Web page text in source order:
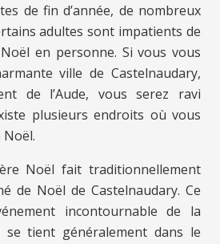
de fin d’année, de nombreux
adultes sont impatients de
en personne. Si vous vous
ville de Castelnaudary,
de l’Aude, vous serez ravi
plusieurs endroits où vous
Noël fait traditionnellement
de Noël de Castelnaudary. Ce
incontournable de la
tient généralement dans le